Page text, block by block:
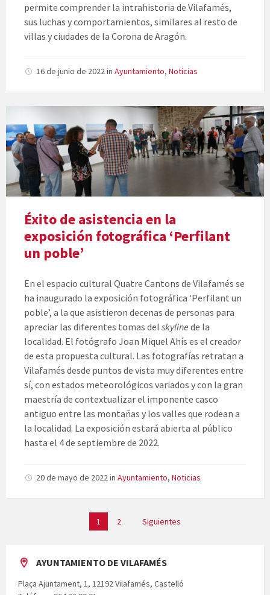
permite comprender la intrahistoria de Vilafamés,
sus luchas y comportamientos, similares al resto de
villas y ciudades de la Corona de Aragón.
16 de junio de 2022in Ayuntamiento, Noticias
Éxito de asistencia en la
exposición fotográfica ‘Perfilant
un poble’
En el espacio cultural Quatre Cantons de Vilafamés se
ha inaugurado la exposición fotográfica ‘Perfilant un
poble’, a la que asistieron decenas de personas para
apreciar las diferentes tomas del skyline de la
localidad. El fotógrafo Joan Miquel Ahís es el creador
de esta propuesta cultural. Las fotografías retratan a
Vilafamés desde puntos de vista muy diferentes entre
sí, con estados meteorológicos variados y con la gran
maestría de contextualizar el imponente casco
antiguo entre las montañas y los valles que rodean a
la localidad. La exposición estará abierta al público
hasta el 4 de septiembre de 2022.
20 de mayo de 2022in Ayuntamiento, Noticias
1 2 Siguientes
AYUNTAMIENTO DE VILAFAMÉS
Plaça Ajuntament, 1, 12192 Vilafamés, Castelló